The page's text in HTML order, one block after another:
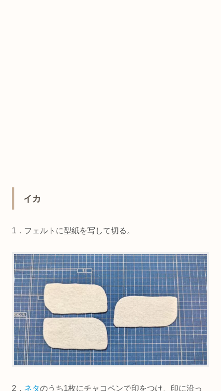
イカ
1．フェルトに型紙を写して切る。
2． ネタのうち1枚にチャコペンで印をつけ、印に沿っ